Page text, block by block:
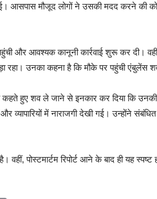
आसपास मौजूद लोगों ने उसकी मदद करने की
और आवश्यक कानूनी कार्रवाई शुरू कर दी।
उनका कहना है कि मौके पर पहुंची एंबुलेंस
हुए शव ले जाने से इनकार कर दिया कि
व्यापारियों में नाराजगी देखी गई। उन्होंने
पोस्टमार्टम रिपोर्ट आने के बाद ही यह